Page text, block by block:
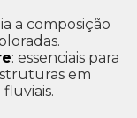
a composição
: essenciais para
em